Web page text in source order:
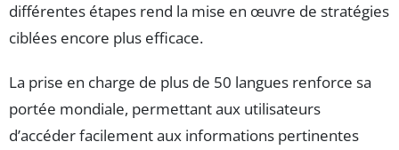
différentes étapes rend la mise en œuvre de stratégies
ciblées encore plus efficace.
La prise en charge de plus de 50 langues renforce sa
portée mondiale, permettant aux utilisateurs
d’accéder facilement aux informations pertinentes